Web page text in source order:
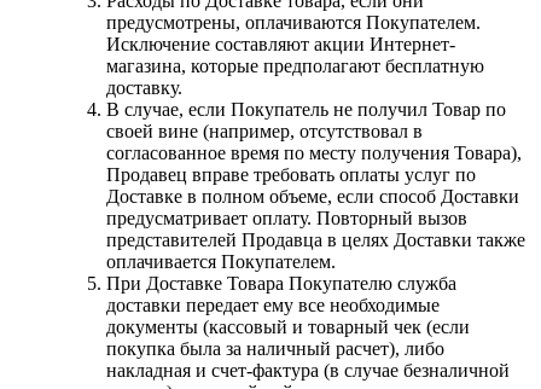
предусмотрены, оплачиваются Покупателем.
Исключение составляют акции Интернет-
магазина, которые предполагают бесплатную
доставку.
В случае, если Покупатель не получил Товар по
своей вине (например, отсутствовал в
согласованное время по месту получения Товара),
Продавец вправе требовать оплаты услуг по
Доставке в полном объеме, если способ Доставки
предусматривает оплату. Повторный вызов
представителей Продавца в целях Доставки также
оплачивается Покупателем.
При Доставке Товара Покупателю служба
доставки передает ему все необходимые
документы (кассовый и товарный чек (если
покупка была за наличный расчет), либо
накладная и счет-фактура (в случае безналичной